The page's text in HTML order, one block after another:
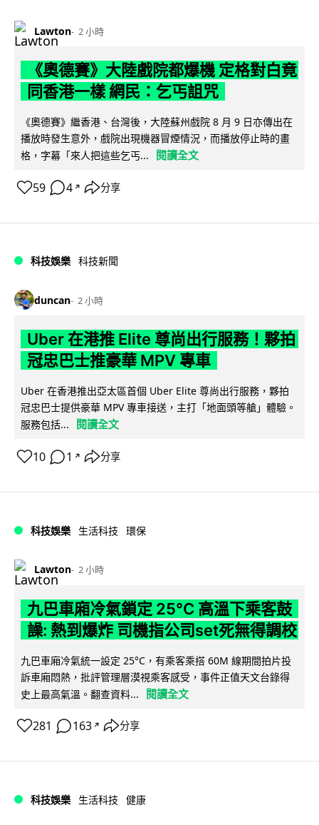
Lawton 2 小時
《奧德賽》大陸戲院都爆機 定格對白竟
同香港一樣 網民：乞丐詛咒
《奧德賽》繼香港、台灣後，大陸蘇州戲院 8 月 9 日亦傳出在
播放時發生意外，戲院出現機器冒煙情況，而播放停止時的畫
格，字幕「來人把這些乞丐...
閱讀全文
59 4 ↗ 分享
科技娛樂 科技新聞
duncan 2 小時
Uber 在港推 Elite 尊尚出行服務！夥拍
冠忠巴士推豪華 MPV 專車
Uber 在香港推出亞太區首個 Uber Elite 尊尚出行服務，夥拍
冠忠巴士提供豪華 MPV 專車接送，主打「地面頭等艙」體驗。
服務包括...
閱讀全文
10 1 ↗ 分享
科技娛樂 生活科技 環保
Lawton 2 小時
九巴車廂冷氣鎖定 25°C 高溫下乘客鼓
譟: 熱到爆炸 司機指公司set死無得調校
九巴車廂冷氣統一設定 25°C，有乘客乘搭 60M 線期間拍片投
訴車廂悶熱，批評管理層漠視乘客感受，事件正值天文台錄得
史上最高氣溫。翻查資料...
閱讀全文
281 163 ↗ 分享
科技娛樂 生活科技 健康